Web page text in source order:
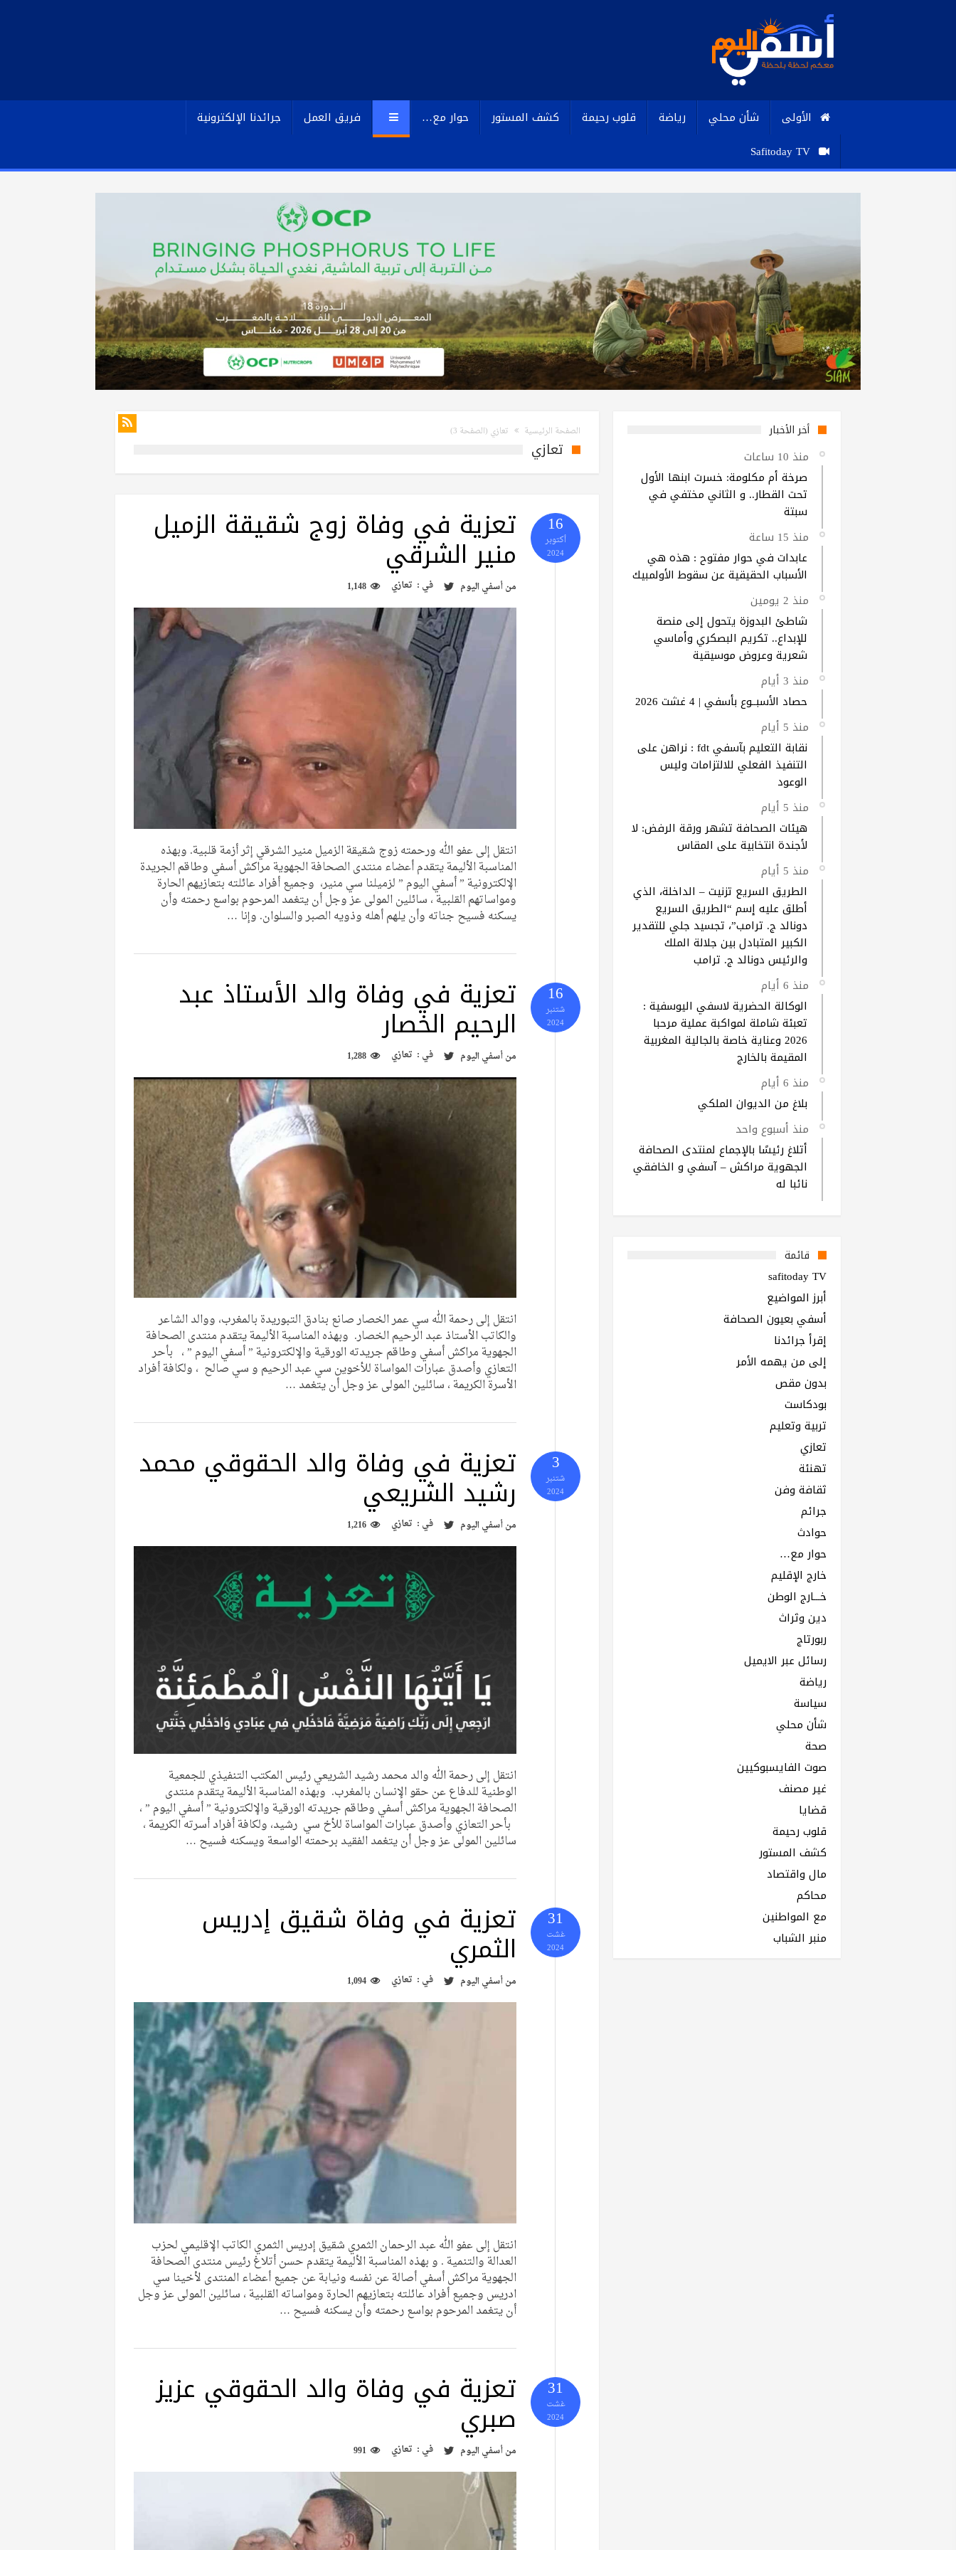
الأولى شأن محلي رياضة قلوب رحيمة كشف المستور حوار مع… فريق العمل
جرائدنا الإلكترونية
Safitoday TV
الصفحة الرئيسية تعازي (الصفحة 3)
تعازي
تعزية في وفاة زوج شقيقة الزميل
منير الشرقي
منأسفي اليوم في : تعازي 1,148
16
أكتوبر
2024
انتقل إلى عفو الله ورحمته زوج شقيقة الزميل منير الشرقي إثر أزمة قلبية. وبهذه
المناسبة الأليمة يتقدم أعضاء منتدى الصحافة الجهوية مراكش أسفي وطاقم الجريدة
الإلكترونية ” أسفي اليوم ” لزميلنا سي منير، وجميع أفراد عائلته بتعازيهم الحارة
ومواساتهم القلبية ، سائلين المولى عز وجل أن يتغمد المرحوم بواسع رحمته وأن
يسكنه فسيح جناته وأن يلهم أهله وذويه الصبر والسلوان. وإنا …
تعزية في وفاة والد الأستاذ عبد
الرحيم الخصار
منأسفي اليوم في : تعازي 1,288
16
شتنبر
2024
انتقل إلى رحمة الله سي عمر الخصار صانع بنادق التبوريدة بالمغرب، ووالد الشاعر
والكاتب الأستاذ عبد الرحيم الخصار. وبهذه المناسبة الأليمة يتقدم منتدى الصحافة
الجهوية مراكش أسفي وطاقم جريدته الورقية والإلكترونية ” أسفي اليوم ” ، بأحر
التعازي وأصدق عبارات المواساة للأخوين سي عبد الرحيم و سي صالح ، ولكافة أفراد
الأسرة الكريمة ، سائلين المولى عز وجل أن يتغمد …
تعزية في وفاة والد الحقوقي محمد
رشيد الشريعي
منأسفي اليوم في : تعازي 1,216
3
شتنبر
2024
انتقل إلى رحمة الله والد محمد رشيد الشريعي رئيس المكتب التنفيذي للجمعية
الوطنية للدفاع عن حقو الإنسان بالمغرب. وبهذه المناسبة الأليمة يتقدم منتدى
الصحافة الجهوية مراكش أسفي وطاقم جريدته الورقية والإلكترونية ” أسفي اليوم ” ،
بأحر التعازي وأصدق عبارات المواساة للأخ سي رشيد، ولكافة أفراد أسرته الكريمة ،
سائلين المولى عز وجل أن يتغمد الفقيد برحمته الواسعة ويسكنه فسيح …
تعزية في وفاة شقيق إدريس
الثمري
منأسفي اليوم في : تعازي 1,094
31
غشت
2024
انتقل إلى عفو الله عبد الرحمان الثمري شقيق إدريس الثمري الكاتب الإقليمي لحزب
العدالة والتنمية . و بهذه المناسبة الأليمة يتقدم حسن أتلاغ رئيس منتدى الصحافة
الجهوية مراكش أسفي أصالة عن نفسه ونيابة عن جميع أعضاء المنتدى لأخينا سي
ادريس وجميع أفراد عائلته بتعازيهم الحارة ومواساته القلبية ، سائلين المولى عز وجل
أن يتغمد المرحوم بواسع رحمته وأن يسكنه فسيح …
تعزية في وفاة والد الحقوقي عزيز
صبري
منأسفي اليوم في : تعازي 991
31
غشت
2024
أخر الأخبار
منذ 10 ساعات
صرخة أم مكلومة: خسرت ابنها الأول
تحت القطار.. و الثاني مختفي في
سبتة
منذ 15 ساعة
عابدات في حوار مفتوح : هذه هي
الأسباب الحقيقية عن سقوط الأولمبيك
منذ 2 يومين
شاطئ البدوزة يتحول إلى منصة
للإبداع.. تكريم البصكري وأماسي
شعرية وعروض موسيقية
منذ 3 أيام
حصاد الأسبــوع بأسفي | 4 غشت 2026
منذ 5 أيام
نقابة التعليم بآسفي fdt : نراهن على
التنفيذ الفعلي للالتزامات وليس
الوعود
منذ 5 أيام
هيئات الصحافة تشهر ورقة الرفض: لا
لأجندة انتخابية على المقاس
منذ 5 أيام
الطريق السريع تزنيت – الداخلة، الذي
أطلق عليه إسم “الطريق السريع
دونالد ج. ترامب”، تجسيد جلي للتقدير
الكبير المتبادل بين جلالة الملك
والرئيس دونالد ج. ترامب
منذ 6 أيام
الوكالة الحضرية لاسفي اليوسفية :
تعبئة شاملة لمواكبة عملية مرحبا
2026 وعناية خاصة بالجالية المغربية
المقيمة بالخارج
منذ 6 أيام
بلاغ من الديوان الملكي
منذ أسبوع واحد
أتلاغ رئيسًا بالإجماع لمنتدى الصحافة
الجهوية مراكش – آسفي و الخافقي
نائبا له
قائمة
safitoday TV
أبرز المواضيع
أسفي بعيون الصحافة
إقرأ جرائدنا
إلى من يهمه الأمر
بدون مقص
بودكاست
تربية وتعليم
تعازي
تهنئة
ثقافة وفن
جرائم
حوادث
حوار مع…
خارج الإقليم
خـــارج الوطن
دين وثراث
ربورتاج
رسائل عبر الايميل
رياضة
سياسة
شأن محلي
صحة
صوت الفايسبوكيين
غير مصنف
قضايا
قلوب رحيمة
كشف المستور
مال واقتصاد
محاكم
مع المواطنين
منبر الشباب